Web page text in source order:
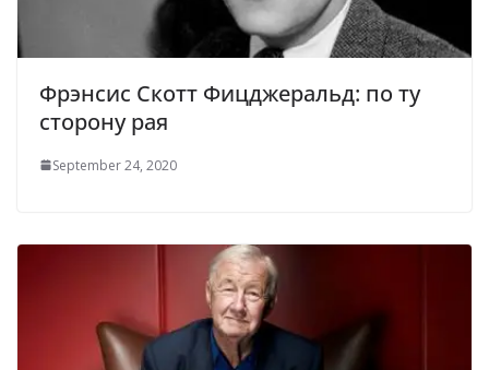
Фрэнсис Скотт Фицджеральд: по ту
сторону рая
September 24, 2020